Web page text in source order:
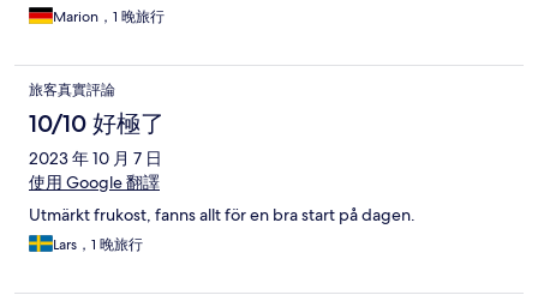
Marion，1 晚旅行
旅客真實評論
10/10 好極了
2023 年 10 月 7 日
使用 Google 翻譯
Utmärkt frukost, fanns allt för en bra start på dagen.
Lars，1 晚旅行